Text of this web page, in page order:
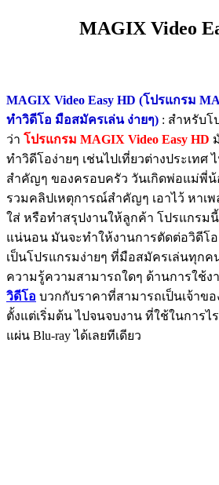
MAGIX Video
MAGIX Video Easy HD (โปรแกรม
ทำวิดีโอ มือสมัครเล่น ง่ายๆ) : สำหรับ
ว่า โปรแกรม MAGIX Video Easy HD
ทำวิดีโอง่ายๆ เช่นไปเที่ยวต่างประเทศ
สำคัญๆ ของครอบครัว วันเกิดพ่อแม่พี่
รวมคลิปเหตุการณ์สำคัญๆ เอาไว้ หาเพ
ใส่ หรือทำสรุปงานให้ลูกค้า โปรแกรม
แน่นอน มันจะทำให้งานการตัดต่อวิดีโอ
เป็นโปรแกรมง่ายๆ ที่มือสมัครเล่นทุกค
ความรู้ความสามารถใดๆ ด้านการใช้ง
วิดีโอ บวกกับราคาที่สามารถเป็นเจ้าข
ตั้งแต่เริ่มต้น ไปจนจบงาน ที่ใช้ในการไ
แผ่น Blu-ray ได้เลยทีเดียว